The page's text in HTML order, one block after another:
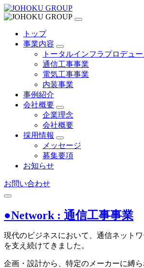
トップ
事業内容
トータルインフラプロデュー
通信工事事業
電気工事事業
内装事業
事例紹介
会社概要
企業理念
会社概要
採用情報
メッセージ
募集要項
お知らせ
お問い合わせ
●Network : 通信工事事業
現代のビジネスにおいて、通信ネット
を支え続けてきました。
企画・設計から、特定のメーカーに縛